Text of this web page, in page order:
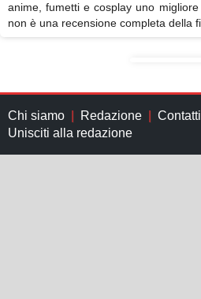
anime, fumetti e cosplay uno
non è una recensione completa della
Chi siamo Redazione
Contatti
Unisciti alla redazione